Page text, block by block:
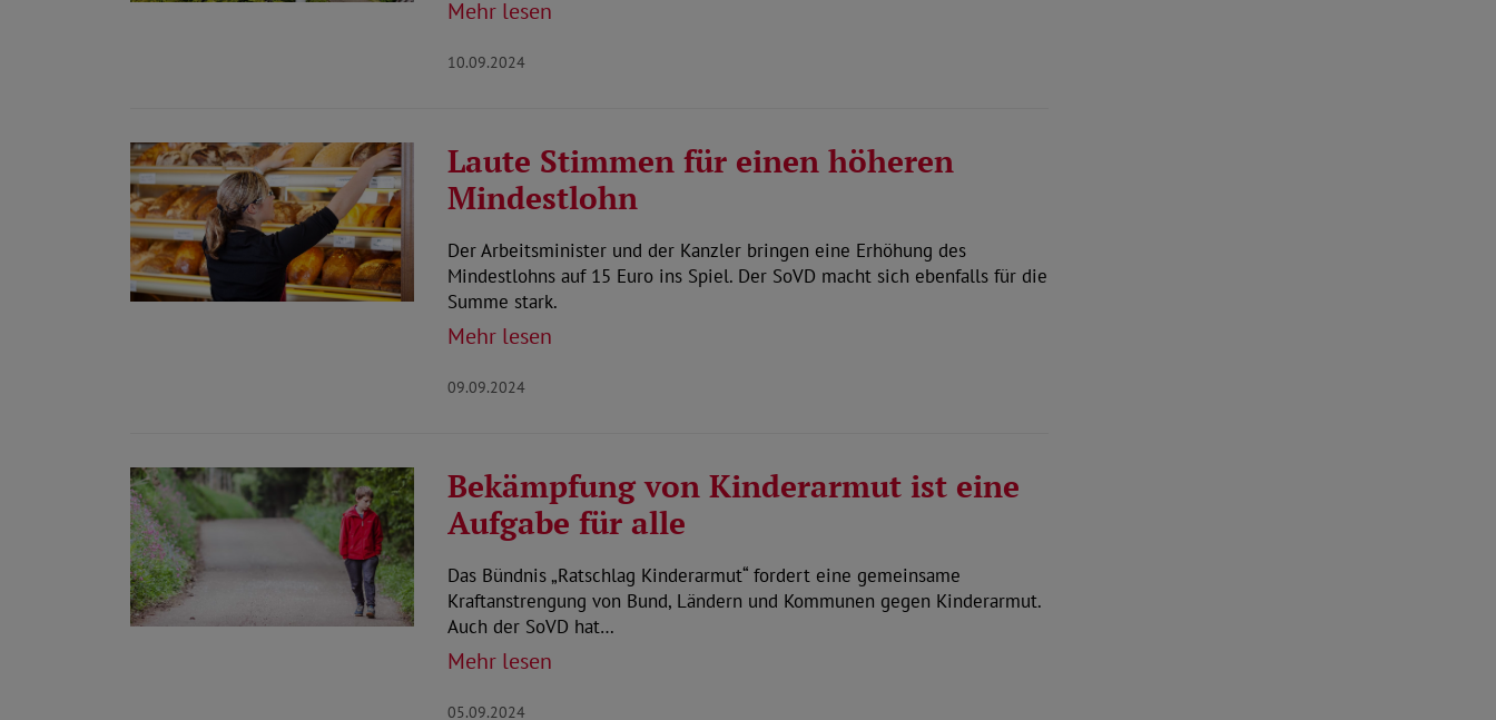
Mehr lesen
10.09.2024
Laute Stimmen für einen höheren
Mindestlohn
Der Arbeitsminister und der Kanzler bringen eine Erhöhung des
Mindestlohns auf 15 Euro ins Spiel. Der SoVD macht sich ebenfalls für die
Summe stark.
Mehr lesen
09.09.2024
Bekämpfung von Kinderarmut ist eine
Aufgabe für alle
Das Bündnis „Ratschlag Kinderarmut“ fordert eine gemeinsame
Kraftanstrengung von Bund, Ländern und Kommunen gegen Kinderarmut.
Auch der SoVD hat…
Mehr lesen
05.09.2024